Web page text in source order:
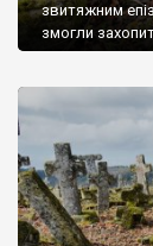
звитяжним
змогли
поховали на
ньому чимало